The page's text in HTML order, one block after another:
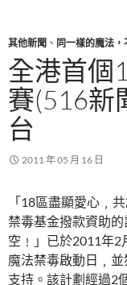
其他新聞 、 同一樣的魔法
全港首個
賽(516新
台
2011 年 05 月 16 日
「18區盡顯愛心﹐
禁毒基金撥款資助
空﹗」已於2011年2
魔法禁毒啟動日﹐
支持。該計劃經過2